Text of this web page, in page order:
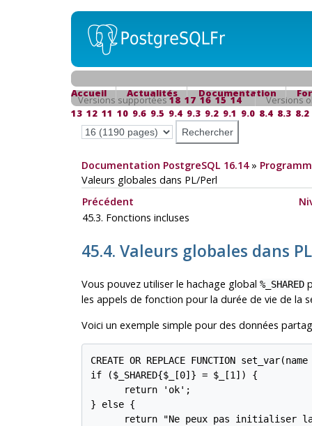
Accueil Actualités Documentation
Versions supportées18 17 16 15 14
Versions
13 12 11 10 9.6 9.5 9.4 9.3 9.2 9.1 9.0 8.4 8.3 8.2
Documentation PostgreSQL 16.14»
Valeurs globales dans PL/Perl
Précédent
45.3. Fonctions incluses
45.4. Valeurs globales dans
Vous pouvez utiliser le hachage global %_SHARED
les appels de fonction pour la durée de vie de la
Voici un exemple simple pour des données
CREATE OR REPLACE FUNCTION
if ($_SHARED{$_[0]} = $_[1]) {
      return 'ok';
} else {
return "Ne peux pas initialiser